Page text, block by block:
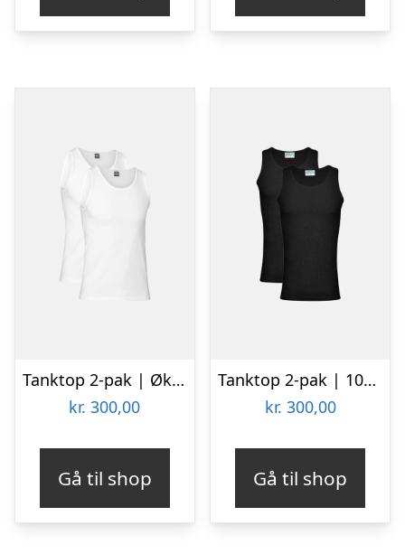
Tanktop 2-pak | Økologisk bomuld | Hvid
kr. 300,00
Gå til shop
Tanktop 2-pak | 100 % økologisk bomuld | Sort
kr. 300,00
Gå til shop